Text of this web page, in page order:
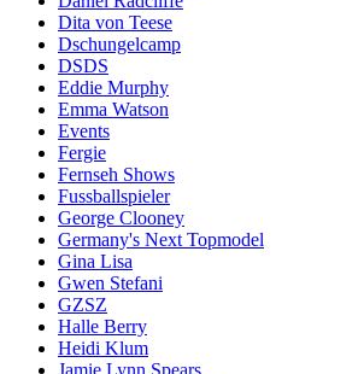
Dita von Teese
Dschungelcamp
DSDS
Eddie Murphy
Emma Watson
Events
Fergie
Fernseh Shows
Fussballspieler
George Clooney
Germany's Next Topmodel
Gina Lisa
Gwen Stefani
GZSZ
Halle Berry
Heidi Klum